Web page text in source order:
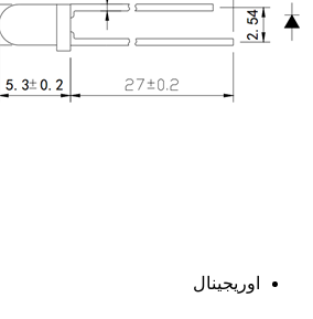
اوریجینال